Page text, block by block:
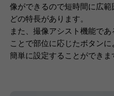
像ができるので短時間に広
どの特長があります。
また、撮像アシスト機能で
ことで部位に応じたボタン
簡単に設定することができま